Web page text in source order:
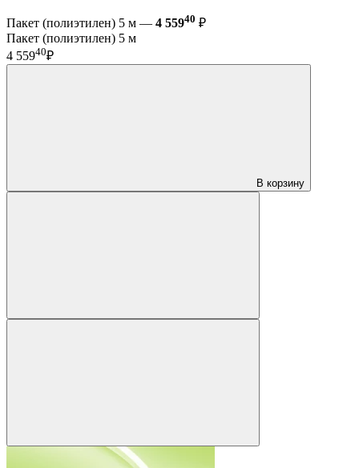
Пакет (полиэтилен) 5 м — 4 55940 ₽
Пакет (полиэтилен) 5 м
4 55940₽
В корзину